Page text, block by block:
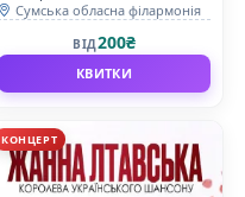
Сумська обласна філармонія
ВІД200₴
КВИТКИ
КОНЦЕРТ